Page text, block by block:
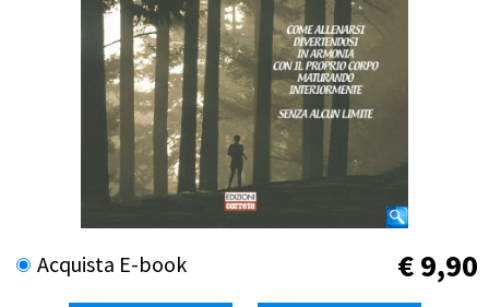
Acquista E-book €9,90